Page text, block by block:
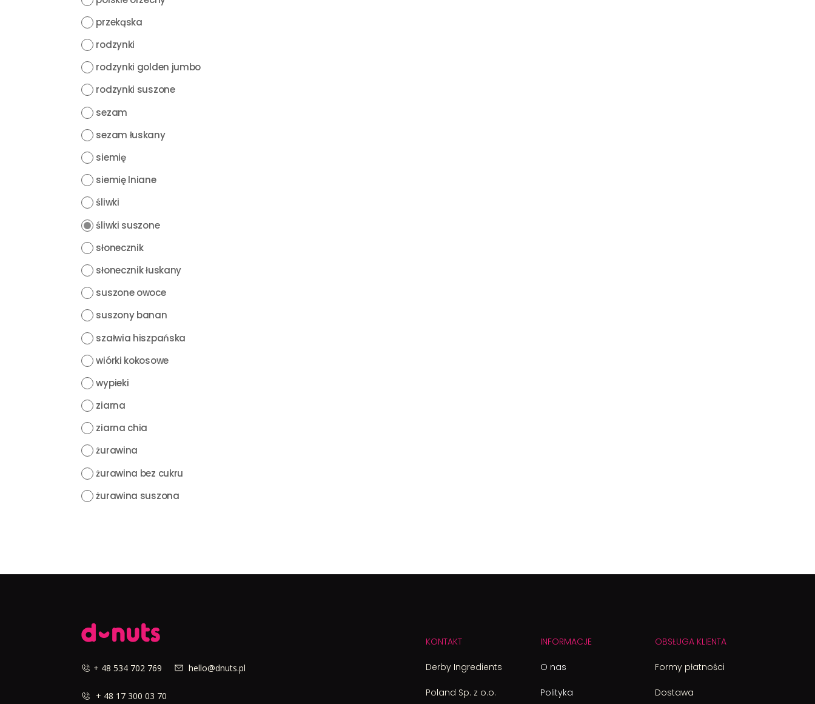
przekąska
rodzynki
rodzynki golden jumbo
rodzynki suszone
sezam
sezam łuskany
siemię
siemię lniane
śliwki
śliwki suszone
słonecznik
słonecznik łuskany
suszone owoce
suszony banan
szałwia hiszpańska
wiórki kokosowe
wypieki
ziarna
ziarna chia
żurawina
żurawina bez cukru
żurawina suszona
+ 48 534 702 769 hello@dnuts.pl
+ 48 17 300 03 70
KONTAKT
Derby Ingredients
Poland Sp. z o.o.
INFORMACJE
O nas
Polityka
OBSŁUGA KLIENTA
Formy płatności
Dostawa